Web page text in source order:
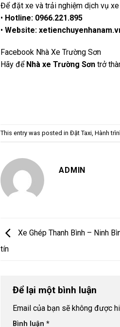
Để đặt xe và trải nghiệm dịch vụ
• Hotline: 0966.221.895
•Website:
Facebook Nhà Xe Trường Sơn
Hãy đểNhà xe Trường Sơn trở
This entry was posted inĐặt Taxi ,Hành
ADMIN
Xe Ghép Thanh Bình – Ninh
tín
Để lại một bình luận
Email của bạn sẽ không được
Bình luận*